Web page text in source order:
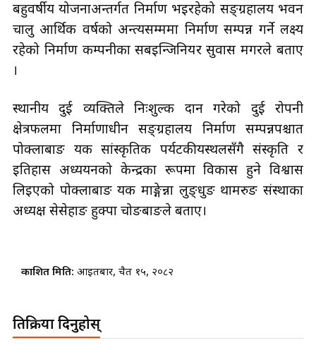
बहुवर्षीय योजनाअन्तर्गत निर्माण भइरहेको सङ्ग्रहालय भवन
चालु आर्थिक वर्षको अन्त्यसम्ममा निर्माण सम्पन्न गर्ने लक्ष्य
रहेको निर्माण कम्पनीका सबइन्जिनियर सुवास मगरले बताए
।
स्थानीय दुई व्यक्तिले निःशुल्क दान गरेको दुई रोपनी
क्षेत्रफलमा निर्माणाधीन सङ्ग्रहालय निर्माण सम्पन्नपश्चात
पोक्लाबाङ यक सांस्कृतिक पर्यटकीयस्थलसँगै संस्कृति र
इतिहास अध्ययनको केन्द्रका रूपमा विकास हुने विश्वास
लिइएको पोक्लाबाङ यक माङ्गेन्ना लुङ्धुङ थामरुङ संस्थाका
अध्यक्ष सेसेहाङ हुक्पा चोङबाङले बताए।
प्रकाशित मिति: आइतबार, चैत १५, २०८२
प्रतिक्रिया दिनुहोस्